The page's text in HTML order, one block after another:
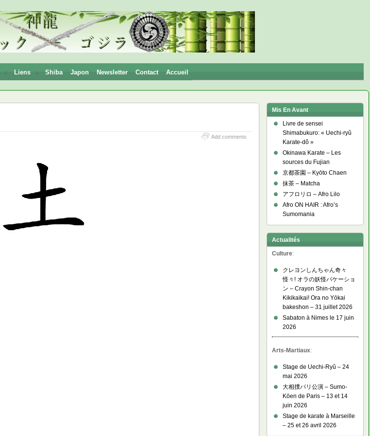
Liens Shiba Japon Newsletter Contact Accueil
Add comments
Mis En Avant
Livre de sensei
Shimabukuro: « Uechi-ryû
Karate-dô »
Okinawa Karate – Les
sources du Fujian
京都茶園 – Kyōto Chaen
抹茶 – Matcha
アフロリロ – Afro Lilo
Afro ON HAIR : Afro’s
Sumomania
Actualités
Culture:
クレヨンしんちゃん奇々
怪々! オラの妖怪バケーショ
ン – Crayon Shin-chan
Kikikaikai! Ora no Yōkai
bakeshon – 31 juillet 2026
Sabaton à Nimes le 17 juin
2026
Arts-Martiaux:
Stage de Uechi-Ryû – 24
mai 2026
大相撲パリ公演 – Sumo-
Kōen de Paris – 13 et 14
juin 2026
Stage de karate à Marseille
– 25 et 26 avril 2026